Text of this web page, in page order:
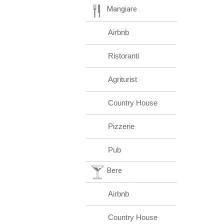
Mangiare
Airbnb
Ristoranti
Agriturist
Country House
Pizzerie
Pub
Bere
Airbnb
Country House